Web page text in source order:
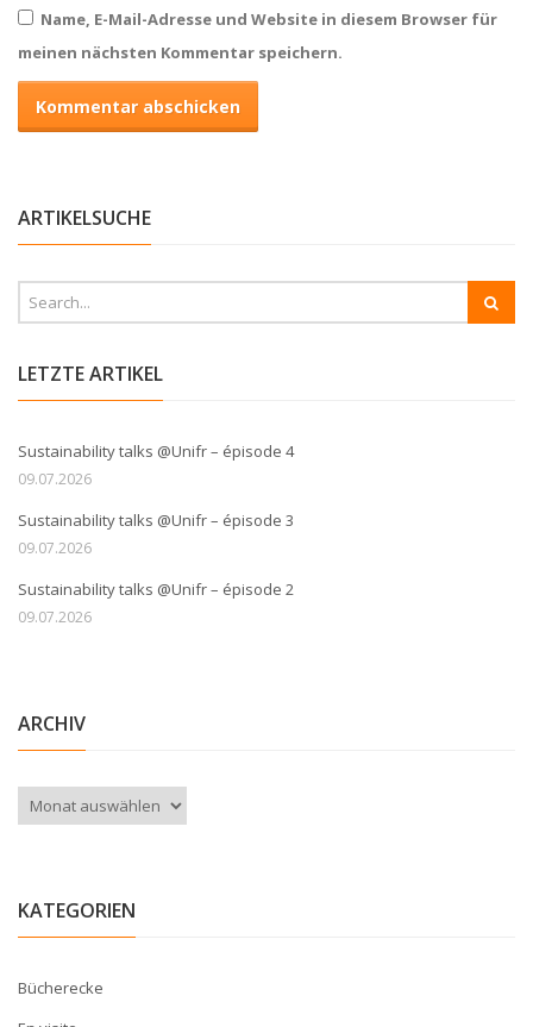
Name, E-Mail-Adresse und Website in diesem Browser für
meinen nächsten Kommentar speichern.
ARTIKELSUCHE
LETZTE ARTIKEL
Sustainability talks @Unifr – épisode 4
09.07.2026
Sustainability talks @Unifr – épisode 3
09.07.2026
Sustainability talks @Unifr – épisode 2
09.07.2026
ARCHIV
Archiv
KATEGORIEN
Bücherecke